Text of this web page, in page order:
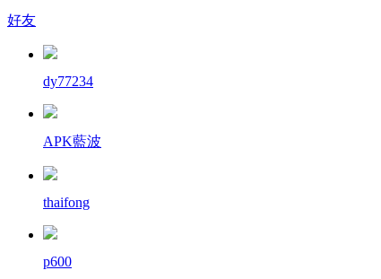
好友
dy77234
APK藍波
thaifong
p600